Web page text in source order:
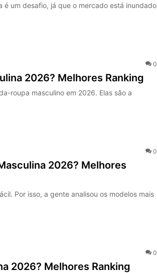
é um desafio, já que o mercado está inundado
0
2026? Melhores Ranking
roupa masculino em 2026. Elas são a
0
2026? Melhores
Por isso, a gente analisou os modelos mais
0
2026? Melhores Ranking